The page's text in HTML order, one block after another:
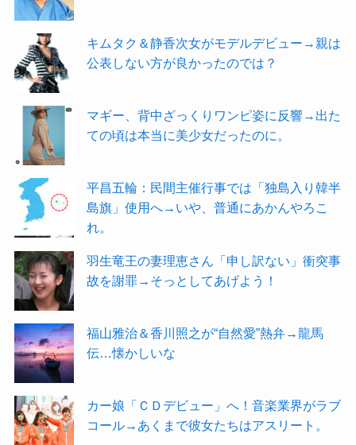
キムタク＆静香次女がモデルデビュー→親は
公表しない方が良かったのでは？
マギー、背中ざっくりワンピ姿に反響→出た
ての頃は本当に美少女だったのに。
平昌五輪：民間主催行事では「独島入り韓半
島旗」使用へ→いや、普通にあかんやろこ
れ。
羽生竜王の妻理恵さん「申し訳ない」衝突事
故を謝罪→そっとしてあげよう！
福山雅治＆香川照之が“自然愛”熱弁→龍馬
伝…懐かしいな
カー娘「ＣＤデビュー」へ！音楽業界がラブ
コール→あくまで彼女たちはアスリート。